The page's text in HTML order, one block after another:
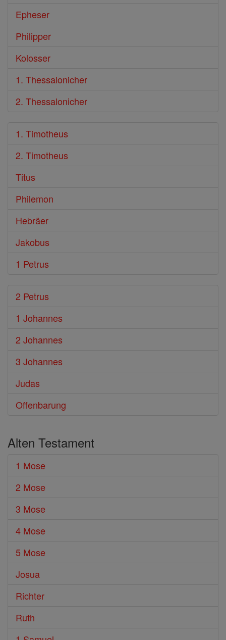
Epheser
Philipper
Kolosser
1. Thessalonicher
2. Thessalonicher
1. Timotheus
2. Timotheus
Titus
Philemon
Hebräer
Jakobus
1 Petrus
2 Petrus
1 Johannes
2 Johannes
3 Johannes
Judas
Offenbarung
Alten Testament
1 Mose
2 Mose
3 Mose
4 Mose
5 Mose
Josua
Richter
Ruth